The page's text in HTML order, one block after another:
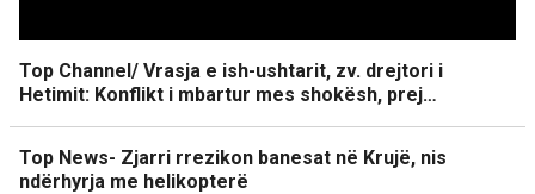
Top Channel/ Vrasja e ish-ushtarit, zv. drejtori i
Hetimit: Konflikt i mbartur mes shokësh, prej…
Top News- Zjarri rrezikon banesat në Krujë, nis
ndërhyrja me helikopterë